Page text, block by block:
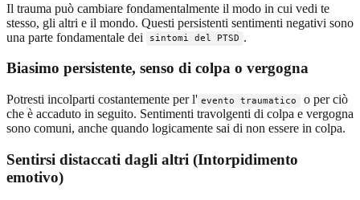
Il trauma può cambiare fondamentalmente il modo in cui vedi te
stesso, gli altri e il mondo. Questi persistenti sentimenti negativi sono
una parte fondamentale dei
sintomi del PTSD .
Biasimo persistente, senso di colpa o vergogna
Potresti incolparti costantemente per l' evento traumatico
o per ciò
che è accaduto in seguito. Sentimenti travolgenti di colpa e vergogna
sono comuni, anche quando logicamente sai di non essere in colpa.
Sentirsi distaccati dagli altri (Intorpidimento
emotivo)